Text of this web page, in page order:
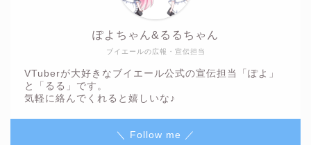
ブイエールの広報・宣伝担当
ぽよちゃん&るるちゃん
VTuberが大好きなブイエール公式の宣伝担当「ぽよ」
と「るる」です。
気軽に絡んでくれると嬉しいな♪
＼ Follow me ／